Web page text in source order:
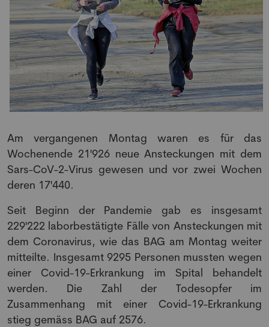
Am vergangenen Montag waren es für das
Wochenende 21'926 neue Ansteckungen mit dem
Sars-CoV-2-Virus gewesen und vor zwei Wochen
deren 17'440.
Seit Beginn der Pandemie gab es insgesamt
229'222 laborbestätigte Fälle von Ansteckungen mit
dem Coronavirus, wie das BAG am Montag weiter
mitteilte. Insgesamt 9295 Personen mussten wegen
einer Covid-19-Erkrankung im Spital behandelt
werden. Die Zahl der Todesopfer im
Zusammenhang mit einer Covid-19-Erkrankung
stieg gemäss BAG auf 2576.